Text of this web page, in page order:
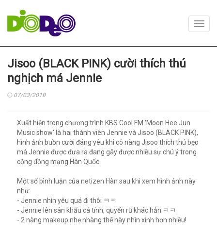
Jisoo (BLACK PINK) cười thích thú
nghịch má Jennie
07/03/2018
Xuất hiện trong chương trình KBS Cool FM 'Moon Hee Jun
Music show' là hai thành viên Jennie và Jisoo (BLACK PINK),
hình ảnh buồn cười đáng yêu khi cô nàng Jisoo thích thú bẹo
má Jennie được đưa ra đang gây được nhiều sự chú ý trong
cộng đồng mạng Hàn Quốc.
Một số bình luận của netizen Hàn sau khi xem hình ảnh này
như:
- Jennie nhìn yêu quá đi thôi ㅋㅋ
- Jennie lên sân khấu cá tính, quyến rũ khác hẳn ㅋㅋ
- 2 nàng makeup nhẹ nhàng thế này nhìn xinh hơn nhiều!